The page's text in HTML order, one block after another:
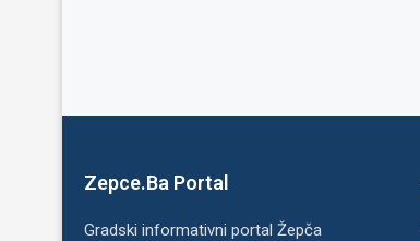
Zepce.Ba Portal
Gradski informativni portal Žepča